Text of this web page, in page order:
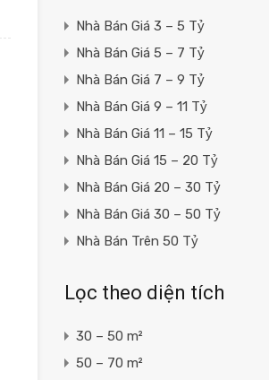
Nhà Bán Giá 3 – 5 Tỷ
Nhà Bán Giá 5 – 7 Tỷ
Nhà Bán Giá 7 – 9 Tỷ
Nhà Bán Giá 9 – 11 Tỷ
Nhà Bán Giá 11 – 15 Tỷ
Nhà Bán Giá 15 – 20 Tỷ
Nhà Bán Giá 20 – 30 Tỷ
Nhà Bán Giá 30 – 50 Tỷ
Nhà Bán Trên 50 Tỷ
Lọc theo diện tích
30 – 50 m²
50 – 70 m²